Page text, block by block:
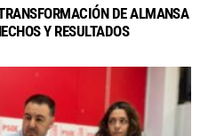
DE ALMANSA
Y RESULTADOS